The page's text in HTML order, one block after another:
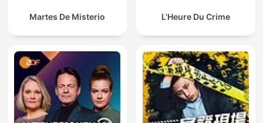
Martes De Misterio L'Heure Du Crime